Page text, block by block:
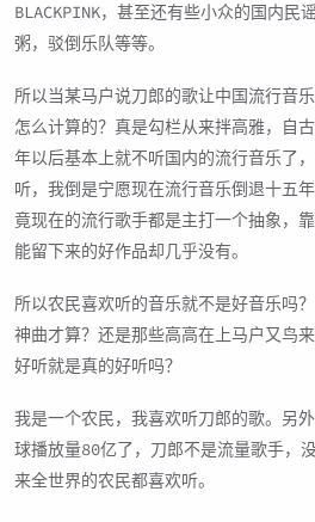
BLACKPINK，甚至还有些小众的国内民
粥，驳倒乐队等等。
所以当某马户说刀郎的歌让中国流行音
怎么计算的？真是勾栏从来拌高雅，自
年以后基本上就不听国内的流行音乐了
听，我倒是宁愿现在流行音乐倒退十五
竟现在的流行歌手都是主打一个抽象，
能留下来的好作品却几乎没有。
所以农民喜欢听的音乐就不是好音乐吗
神曲才算？还是那些高高在上马户又鸟
好听就是真的好听吗？
我是一个农民，我喜欢听刀郎的歌。另
球播放量80亿了，刀郎不是流量歌手，
来全世界的农民都喜欢听。